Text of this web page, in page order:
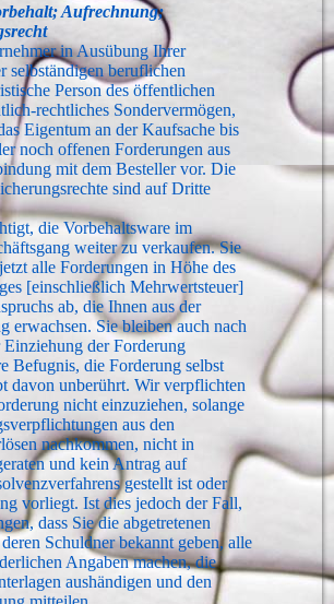
Aufrechnung;
in Ausübung Ihrer
selbständigen beruflichen
Person des öffentlichen
rechtliches Sondervermögen,
Eigentum an der Kaufsache bis
noch offenen Forderungen aus
mit dem Besteller vor. Die
sind auf Dritte
die Vorbehaltsware im
weiter zu verkaufen. Sie
alle Forderungen in Höhe des
[einschließlich Mehrwertsteuer]
ab, die Ihnen aus der
erwachsen. Sie bleiben auch nach
der Forderung
Befugnis, die Forderung selbst
davon unberührt. Wir verpflichten
nicht einzuziehen, solange
aus den
nachkommen, nicht in
und kein Antrag auf
gestellt ist oder
vorliegt. Ist dies jedoch der Fall,
dass Sie die abgetretenen
Schuldner bekannt geben, alle
Angaben machen, die
aushändigen und den